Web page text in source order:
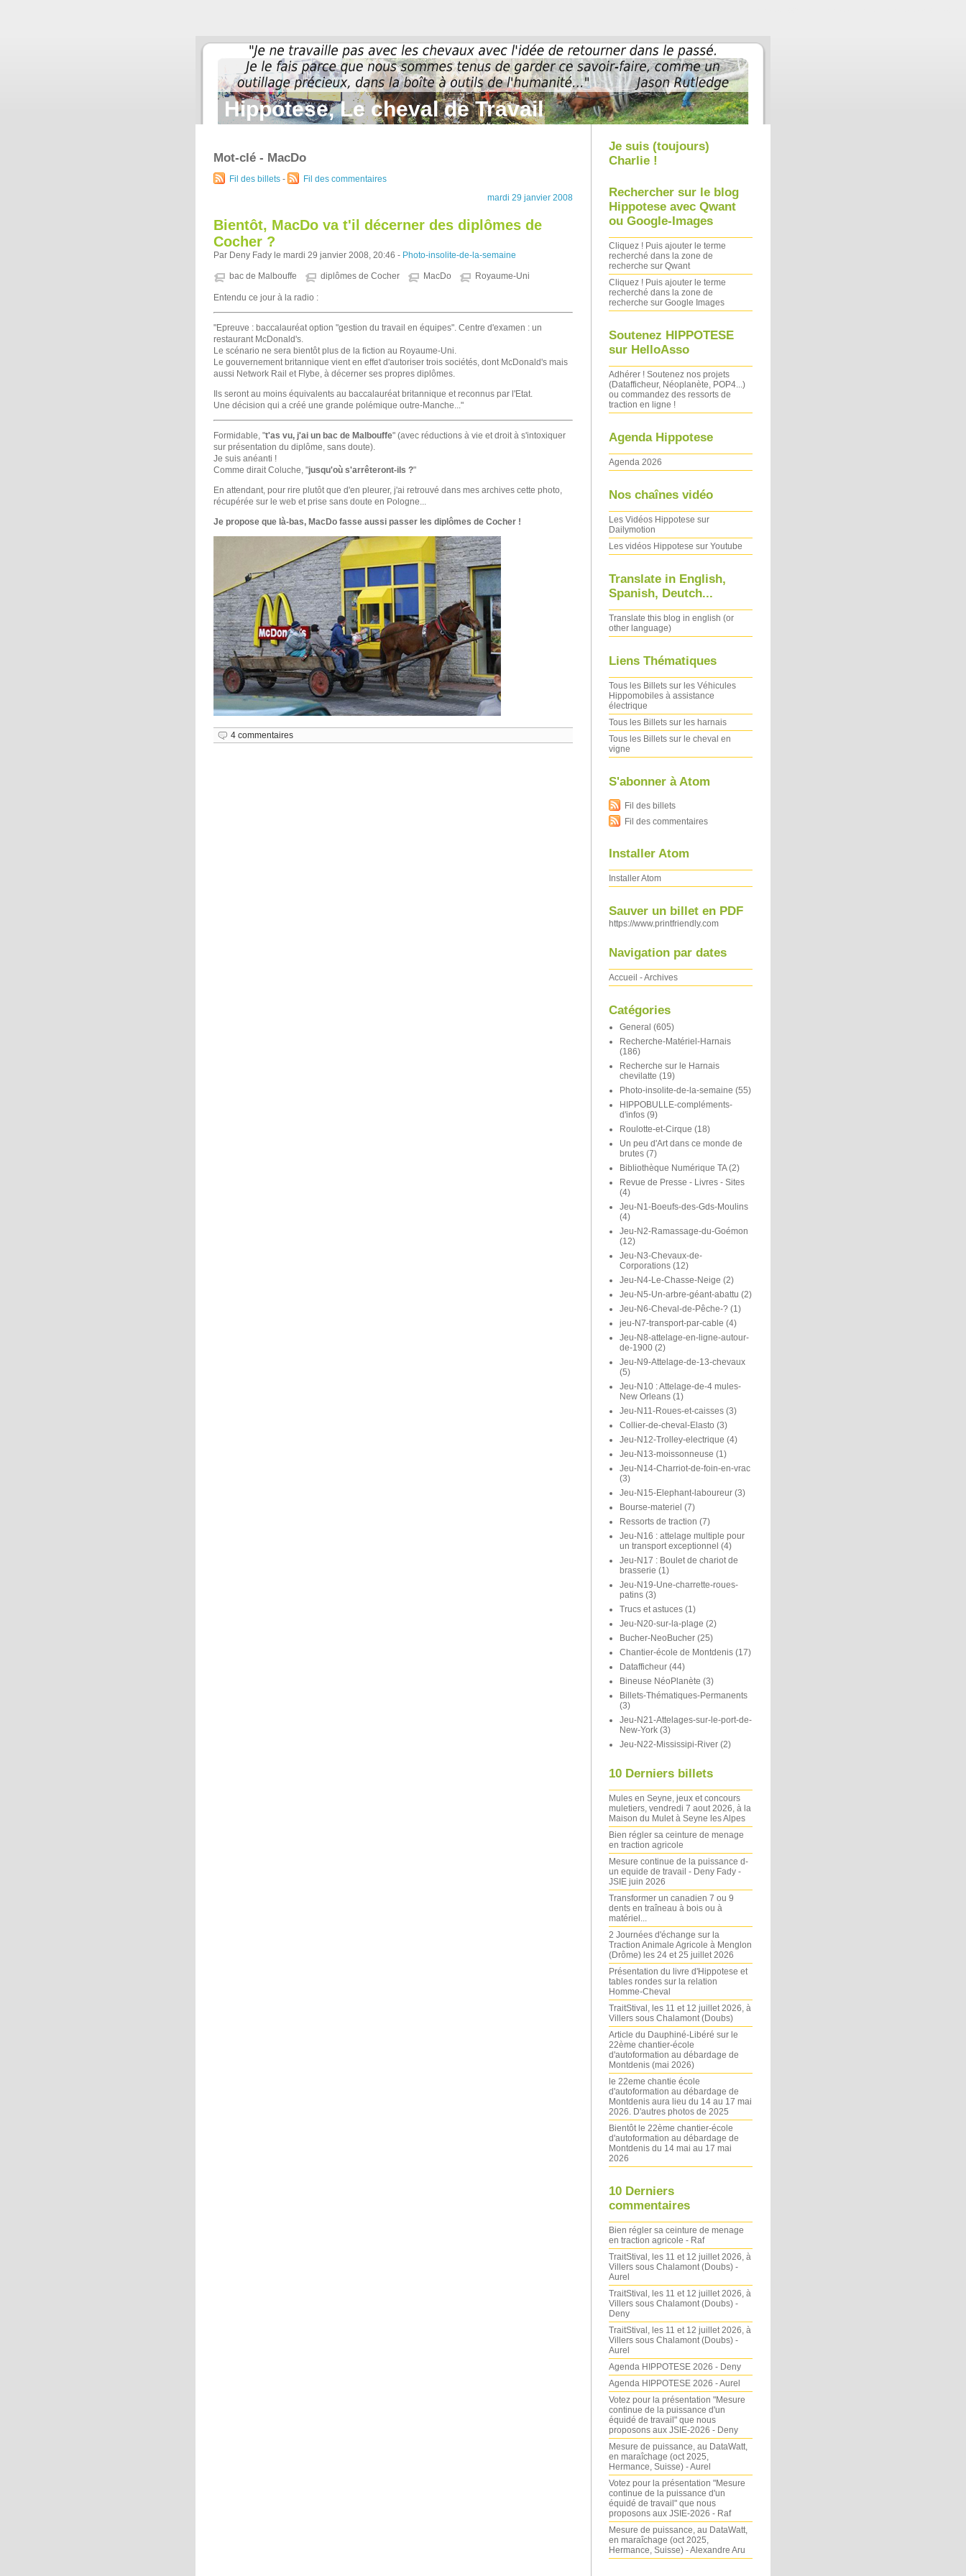
Hippotese, Le cheval de Travail
Mot-clé - MacDo
Fil des billets -
Fil des commentaires
mardi 29 janvier 2008
Bientôt, MacDo va t'il décerner des diplômes de
Cocher ?
Par Deny Fady le mardi 29 janvier 2008, 20:46 - Photo-insolite-de-la-semaine
bac de Malbouffe diplômes de Cocher MacDo Royaume-Uni
Entendu ce jour à la radio :
"Epreuve : baccalauréat option "gestion du travail en équipes". Centre d'examen : un
restaurant McDonald's.
Le scénario ne sera bientôt plus de la fiction au Royaume-Uni.
Le gouvernement britannique vient en effet d'autoriser trois sociétés, dont McDonald's mais
aussi Network Rail et Flybe, à décerner ses propres diplômes.
Ils seront au moins équivalents au baccalauréat britannique et reconnus par l'Etat.
Une décision qui a créé une grande polémique outre-Manche..."
Formidable, "t'as vu, j'ai un bac de Malbouffe" (avec réductions à vie et droit à s'intoxiquer
sur présentation du diplôme, sans doute).
Je suis anéanti !
Comme dirait Coluche, "jusqu'où s'arrêteront-ils ?"
En attendant, pour rire plutôt que d'en pleurer, j'ai retrouvé dans mes archives cette photo,
récupérée sur le web et prise sans doute en Pologne...
Je propose que là-bas, MacDo fasse aussi passer les diplômes de Cocher !
4 commentaires
Je suis (toujours)
Charlie !
Rechercher sur le blog
Hippotese avec Qwant
ou Google-Images
Cliquez ! Puis ajouter le terme
recherché dans la zone de
recherche sur Qwant
Cliquez ! Puis ajouter le terme
recherché dans la zone de
recherche sur Google Images
Soutenez HIPPOTESE
sur HelloAsso
Adhérer ! Soutenez nos projets
(Datafficheur, Néoplanète, POP4...)
ou commandez des ressorts de
traction en ligne !
Agenda Hippotese
Agenda 2026
Nos chaînes vidéo
Les Vidéos Hippotese sur
Dailymotion
Les vidéos Hippotese sur Youtube
Translate in English,
Spanish, Deutch...
Translate this blog in english (or
other language)
Liens Thématiques
Tous les Billets sur les Véhicules
Hippomobiles à assistance
électrique
Tous les Billets sur les harnais
Tous les Billets sur le cheval en
vigne
S'abonner à Atom
Fil des billets
Fil des commentaires
Installer Atom
Installer Atom
Sauver un billet en PDF
https://www.printfriendly.com
Navigation par dates
Accueil -Archives
Catégories
General (605)
Recherche-Matériel-Harnais
(186)
Recherche sur le Harnais
chevilatte (19)
Photo-insolite-de-la-semaine (55)
HIPPOBULLE-compléments-
d'infos (9)
Roulotte-et-Cirque (18)
Un peu d'Art dans ce monde de
brutes (7)
Bibliothèque Numérique TA (2)
Revue de Presse - Livres - Sites
(4)
Jeu-N1-Boeufs-des-Gds-Moulins
(4)
Jeu-N2-Ramassage-du-Goémon
(12)
Jeu-N3-Chevaux-de-
Corporations (12)
Jeu-N4-Le-Chasse-Neige (2)
Jeu-N5-Un-arbre-géant-abattu (2)
Jeu-N6-Cheval-de-Pêche-? (1)
jeu-N7-transport-par-cable (4)
Jeu-N8-attelage-en-ligne-autour-
de-1900 (2)
Jeu-N9-Attelage-de-13-chevaux
(5)
Jeu-N10 : Attelage-de-4 mules-
New Orleans (1)
Jeu-N11-Roues-et-caisses (3)
Collier-de-cheval-Elasto (3)
Jeu-N12-Trolley-electrique (4)
Jeu-N13-moissonneuse (1)
Jeu-N14-Charriot-de-foin-en-vrac
(3)
Jeu-N15-Elephant-laboureur (3)
Bourse-materiel (7)
Ressorts de traction (7)
Jeu-N16 : attelage multiple pour
un transport exceptionnel (4)
Jeu-N17 : Boulet de chariot de
brasserie (1)
Jeu-N19-Une-charrette-roues-
patins (3)
Trucs et astuces (1)
Jeu-N20-sur-la-plage (2)
Bucher-NeoBucher (25)
Chantier-école de Montdenis (17)
Datafficheur (44)
Bineuse NéoPlanète (3)
Billets-Thématiques-Permanents
(3)
Jeu-N21-Attelages-sur-le-port-de-
New-York (3)
Jeu-N22-Mississipi-River (2)
10 Derniers billets
Mules en Seyne, jeux et concours
muletiers, vendredi 7 aout 2026, à la
Maison du Mulet à Seyne les Alpes
Bien régler sa ceinture de menage
en traction agricole
Mesure continue de la puissance d-
un equide de travail - Deny Fady -
JSIE juin 2026
Transformer un canadien 7 ou 9
dents en traîneau à bois ou à
matériel...
2 Journées d'échange sur la
Traction Animale Agricole à Menglon
(Drôme) les 24 et 25 juillet 2026
Présentation du livre d'Hippotese et
tables rondes sur la relation
Homme-Cheval
TraitStival, les 11 et 12 juillet 2026, à
Villers sous Chalamont (Doubs)
Article du Dauphiné-Libéré sur le
22ème chantier-école
d'autoformation au débardage de
Montdenis (mai 2026)
le 22eme chantie école
d'autoformation au débardage de
Montdenis aura lieu du 14 au 17 mai
2026. D'autres photos de 2025
Bientôt le 22ème chantier-école
d'autoformation au débardage de
Montdenis du 14 mai au 17 mai
2026
10 Derniers
commentaires
Bien régler sa ceinture de menage
en traction agricole - Raf
TraitStival, les 11 et 12 juillet 2026, à
Villers sous Chalamont (Doubs) -
Aurel
TraitStival, les 11 et 12 juillet 2026, à
Villers sous Chalamont (Doubs) -
Deny
TraitStival, les 11 et 12 juillet 2026, à
Villers sous Chalamont (Doubs) -
Aurel
Agenda HIPPOTESE 2026 - Deny
Agenda HIPPOTESE 2026 - Aurel
Votez pour la présentation "Mesure
continue de la puissance d'un
équidé de travail" que nous
proposons aux JSIE-2026 - Deny
Mesure de puissance, au DataWatt,
en maraîchage (oct 2025,
Hermance, Suisse) - Aurel
Votez pour la présentation "Mesure
continue de la puissance d'un
équidé de travail" que nous
proposons aux JSIE-2026 - Raf
Mesure de puissance, au DataWatt,
en maraîchage (oct 2025,
Hermance, Suisse) - Alexandre Aru